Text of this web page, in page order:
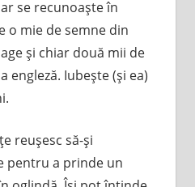
se recunoaşte în
o mie de semne din
şi chiar două mii de
engleză. Iubeşte (şi ea)
reuşesc să-şi
pentru a prinde un